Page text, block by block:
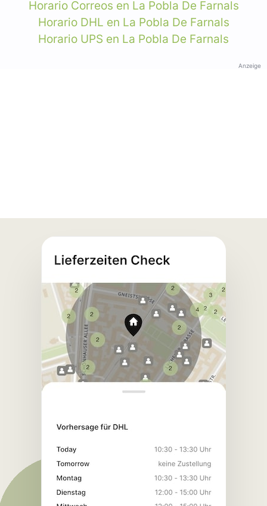
Horario Correos en La Pobla De Farnals
Horario DHL en La Pobla De Farnals
Horario UPS en La Pobla De Farnals
Anzeige